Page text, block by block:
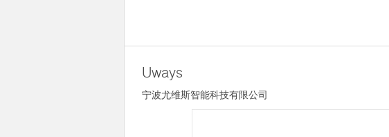
Uways
宁波尤维斯智能科技有限公司